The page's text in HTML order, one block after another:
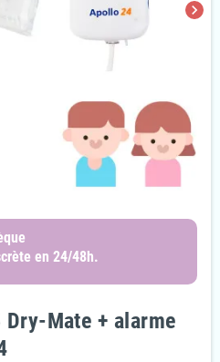
chevron_right
en 24/48h.
Mate + alarme